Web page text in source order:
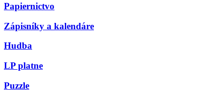
Papiernictvo
Zápisníky a kalendáre
Hudba
LP platne
Puzzle